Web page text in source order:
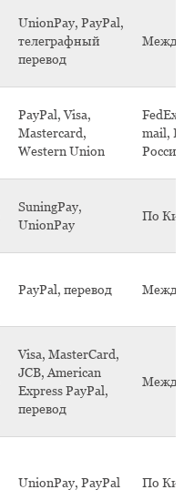
UnionPay, PayPal,
телеграфный
перевод
PayPal, Visa,
Mastercard,
Western Union
FedEx,
mail,
России,
SuningPay,
UnionPay
По
PayPal, перевод
Visa, MasterCard,
JCB, American
Express PayPal,
перевод
UnionPay, PayPal По